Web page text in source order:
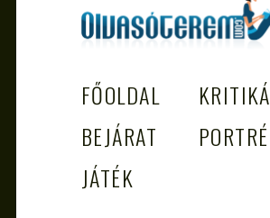
EGÉSZSÉGES
FŐOLDAL
BEJÁRAT
PORTRÉ
JÁTÉK